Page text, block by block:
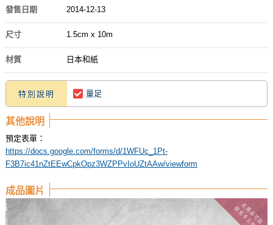
發售日期 2014-12-13
尺寸 1.5cm x 10m
材質 日本和紙
特別說明 量足
其他說明
預定表單：
https://docs.google.com/forms/d/1WFUc_1Pt-
F3B7ic41nZtEEwCpkOpz3WZPPvIoUZtAAw/viewform
成品圖片